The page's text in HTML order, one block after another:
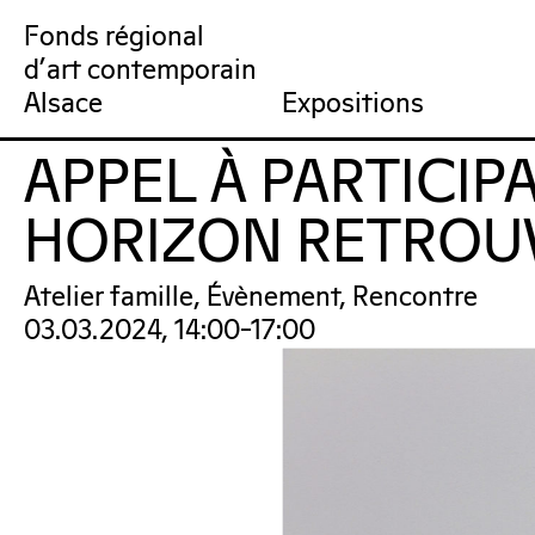
Fonds régional
d'art contemporain
Alsace
FRAC Alsace
Expositions
Collection Collection en ligne Artistes Dernières
Venir au FRAC Prochains rendez-vous Jardin du FRAC
Qu’est-ce qu’un FRAC ? Équipe du FRAC Réseau et
APPEL À
HORIZON
Atelier famille, Évènement, Rencontre
03.03.2024, 14:00–17:00